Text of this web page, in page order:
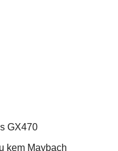
GX470
kem Maybach